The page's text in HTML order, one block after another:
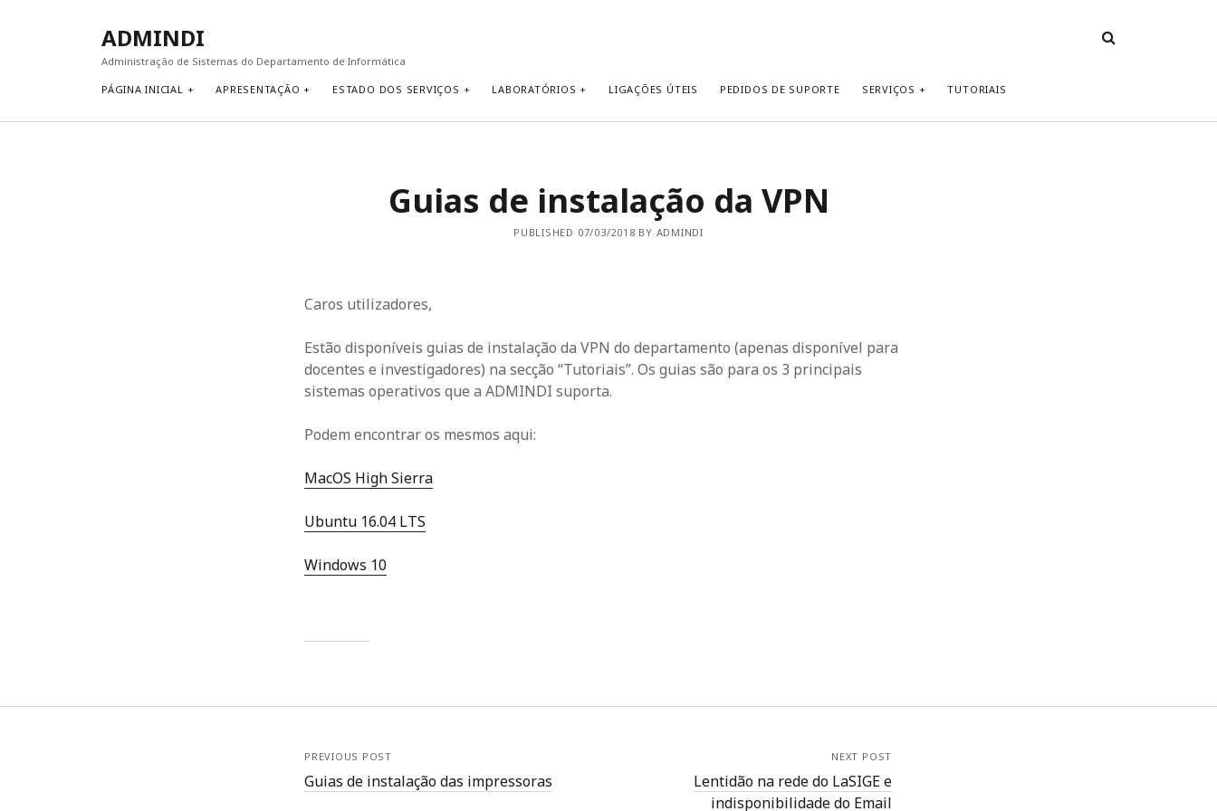
ADMINDI
Administração de Sistemas do Departamento de Informática
PÁGINA INICIAL APRESENTAÇÃO ESTADO DOS SERVIÇOS LABORATÓRIOS LIGAÇÕES ÚTEIS PEDIDOS DE SUPORTE SERVIÇOS TUTORIAIS
Guias de instalação da VPN
PUBLISHED 07/03/2018 BY ADMINDI
Caros utilizadores,
Estão disponíveis guias de instalação da VPN do departamento (apenas disponível para
docentes e investigadores) na secção “Tutoriais”. Os guias são para os 3 principais
sistemas operativos que a ADMINDI suporta.
Podem encontrar os mesmos aqui:
MacOS High Sierra
Ubuntu 16.04 LTS
Windows 10
PREVIOUS POST
Guias de instalação das impressoras
NEXT POST
Lentidão na rede do LaSIGE e
indisponibilidade do Email